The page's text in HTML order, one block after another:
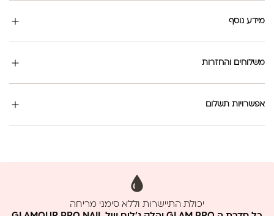
מידע נוסף
משלוחים והחזרות
אפשרויות תשלום
יכולת התיישרות וללא סימני מריחה